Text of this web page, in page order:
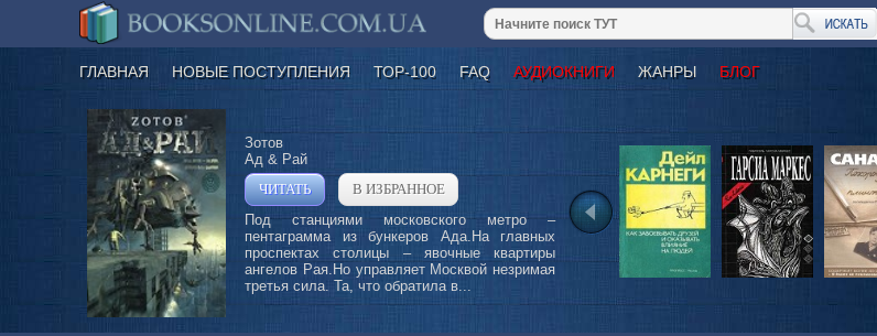
ГЛАВНАЯ НОВЫЕ ПОСТУПЛЕНИЯ ТОР-100 FAQ АУДИОКНИГИ ЖАНРЫ БЛОГ
Зотов
Ад & Рай
ЧИТАТЬ
В ИЗБРАННОЕ
Под станциями московского метро –
пентаграмма из бункеров Ада.На главных
проспектах столицы – явочные квартиры
ангелов Рая.Но управляет Москвой незримая
третья сила. Та, что обратила в...